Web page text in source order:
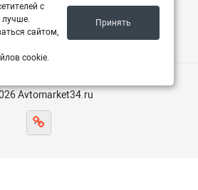
Avtomarket34.ru
с
лучше.
сайтом,
cookie.
Принять